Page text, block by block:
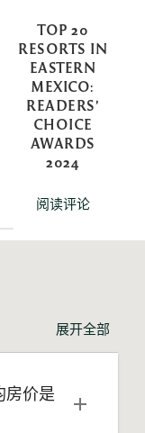
TOP 20
RESORTS IN
EASTERN
MEXICO:
READERS’
CHOICE
AWARDS
2024
阅读评论
展开全部
房价是